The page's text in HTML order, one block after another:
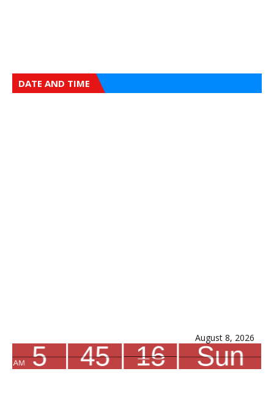
DATE AND TIME
August 8, 2026